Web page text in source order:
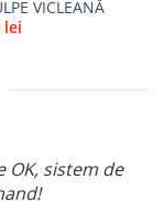
VICLEANĂ
lei
OK, sistem de